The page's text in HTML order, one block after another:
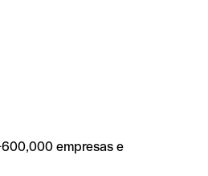
empresas e